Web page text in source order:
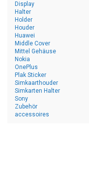
Display
Halter
Holder
Houder
Huawei
Middle Cover
Mittel Gehäuse
Nokia
OnePlus
Plak Sticker
Simkaarthouder
Simkarten Halter
Sony
Zubehör
accessoires